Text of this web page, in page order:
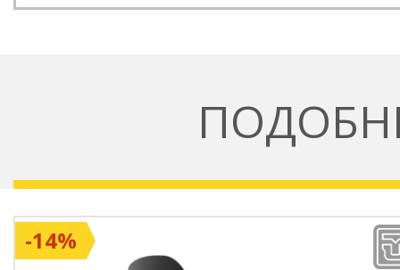
-14%